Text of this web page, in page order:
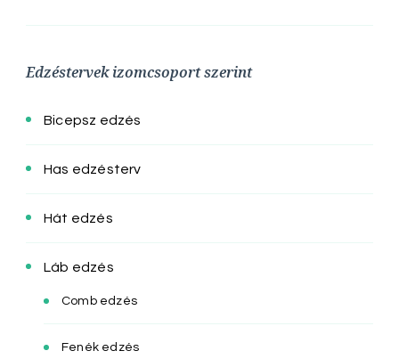
Edzéstervek izomcsoport szerint
Bicepsz edzés
Has edzésterv
Hát edzés
Láb edzés
Comb edzés
Fenék edzés